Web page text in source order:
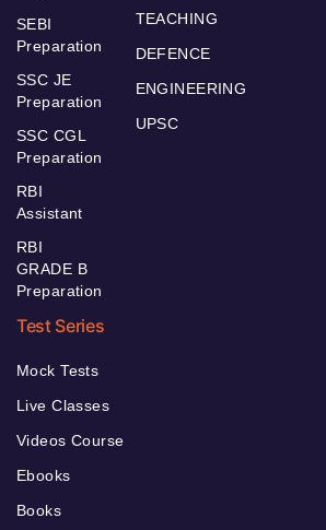
SEBI
Preparation
SSC JE
Preparation
SSC CGL
Preparation
RBI
Assistant
RBI
GRADE B
Preparation
TEACHING
DEFENCE
ENGINEERING
UPSC
Test Series
Mock Tests
Live Classes
Videos Course
Ebooks
Books